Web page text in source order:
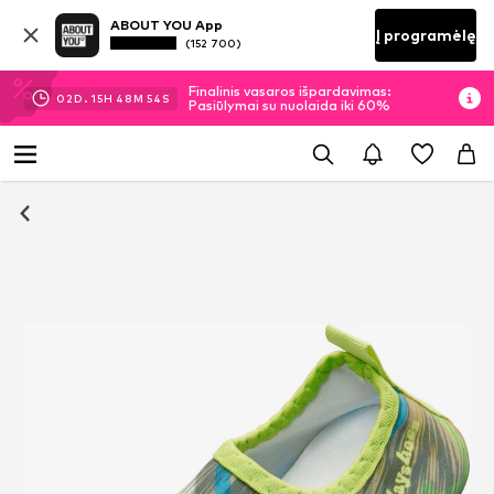
ABOUT YOU App
(152 700) Į programėlę
02D. 15H 48M 53 S
Finalinis vasaros išpardavimas:
Pasiūlymai su nuolaida iki 60%